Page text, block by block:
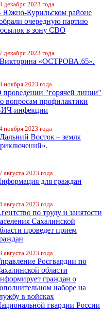
декабря 2023 года
Южно-Курильском районе
очередную партию
в зону СВО
декабря 2023 года
«ОСТРОВА.65».
ноября 2023 года
проведении "горячей линии"
вопросам профилактики
инфекции
ноября 2023 года
Восток – земля
августа 2023 года
для граждан
августа 2023 года
по труду и занятости
Сахалинской
проведет прием
августа 2023 года
Росгвардии по
области
граждан о
наборе на
в войсках
гвардии России